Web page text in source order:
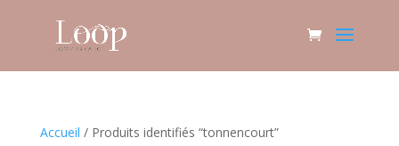
Accueil / Produits identifiés “tonnencourt”